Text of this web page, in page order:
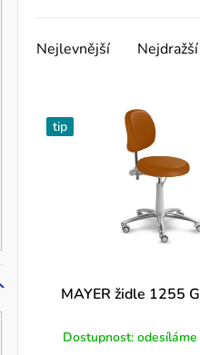
Ř
z
Nejlevnější Nejdražší
u
ůtip
MAYER židle 1255
Dostupnost: